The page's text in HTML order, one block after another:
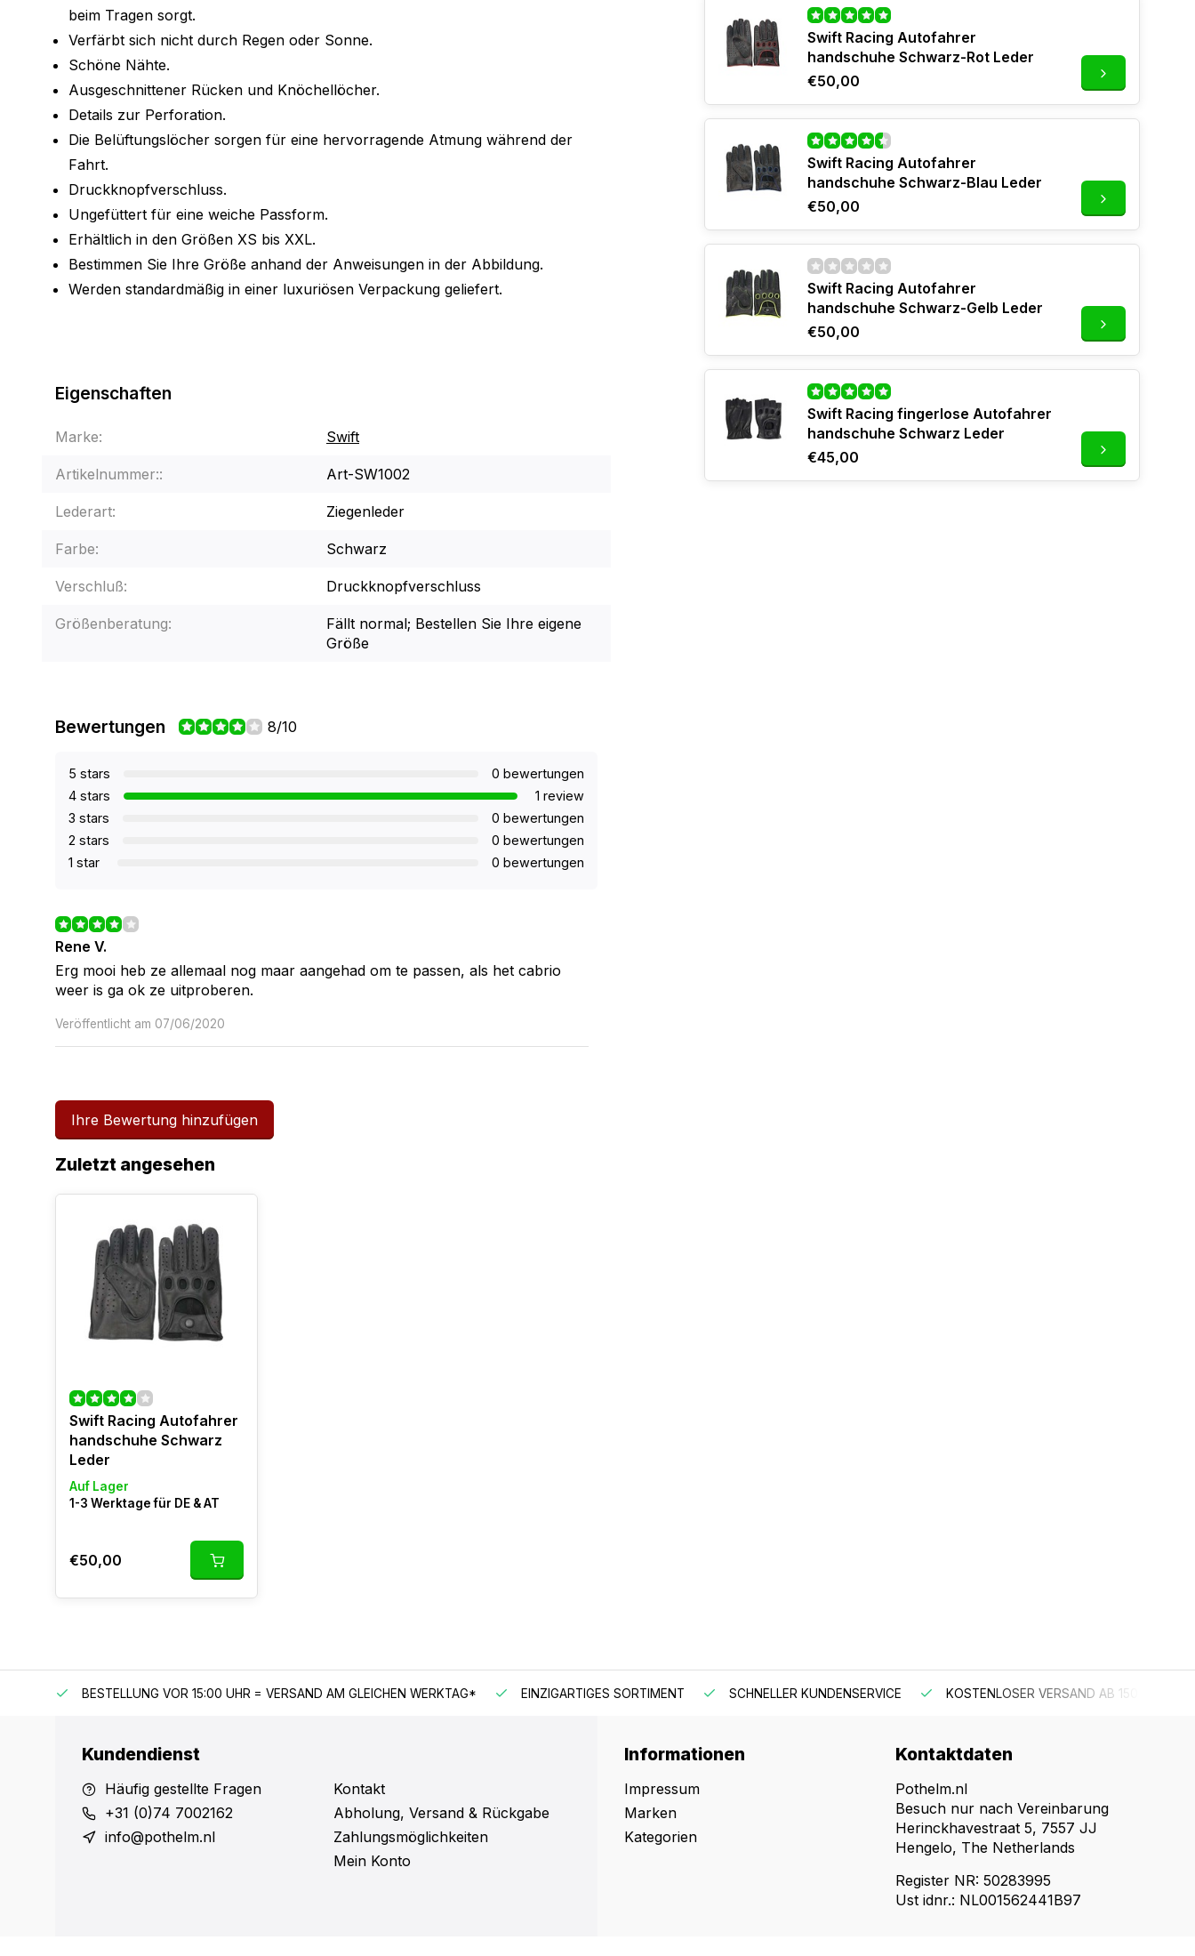
beim Tragen sorgt.
Verfärbt sich nicht durch Regen oder Sonne.
Schöne Nähte.
Ausgeschnittener Rücken und Knöchellöcher.
Details zur Perforation.
Die Belüftungslöcher sorgen für eine hervorragende Atmung während der
Fahrt.
Druckknopfverschluss.
Ungefüttert für eine weiche Passform.
Erhältlich in den Größen XS bis XXL.
Bestimmen Sie Ihre Größe anhand der Anweisungen in der Abbildung.
Werden standardmäßig in einer luxuriösen Verpackung geliefert.
Eigenschaften
Marke: Swift
Artikelnummer:: Art-SW1002
Lederart: Ziegenleder
Farbe: Schwarz
Verschluß: Druckknopfverschluss
Größenberatung:
Fällt normal; Bestellen Sie Ihre eigene
Größe
Bewertungen 8/10
5 stars
0 bewertungen
4 stars
1 review
3 stars
0 bewertungen
2 stars
0 bewertungen
1 star
0 bewertungen
Rene V.
Erg mooi heb ze allemaal nog maar aangehad om te passen, als het cabrio
weer is ga ok ze uitproberen.
Veröffentlicht am 07/06/2020
Ihre Bewertung hinzufügen
Swift Racing Autofahrer
handschuhe Schwarz-Rot Leder
€50,00
Swift Racing Autofahrer
handschuhe Schwarz-Blau Leder
€50,00
Swift Racing Autofahrer
handschuhe Schwarz-Gelb Leder
€50,00
Swift Racing fingerlose Autofahrer
handschuhe Schwarz Leder
€45,00
Zuletzt angesehen
Swift Racing Autofahrer
handschuhe Schwarz
Leder
Auf Lager
1-3 Werktage für DE & AT
€50,00
BESTELLUNG VOR 15:00 UHR = VERSAND AM GLEICHEN WERKTAG* EINZIGARTIGES SORTIMENT SCHNELLER KUNDENSERVICE KOSTENLOSER VERSAND AB 150 €
Kundendienst
Häufig gestellte Fragen
+31 (0)74 7002162
info@pothelm.nl
Kontakt
Abholung, Versand & Rückgabe
Zahlungsmöglichkeiten
Mein Konto
Informationen
Impressum
Marken
Kategorien
Kontaktdaten
Pothelm.nl
Besuch nur nach Vereinbarung
Herinckhavestraat 5, 7557 JJ
Hengelo, The Netherlands
Register NR: 50283995
Ust idnr.: NL001562441B97